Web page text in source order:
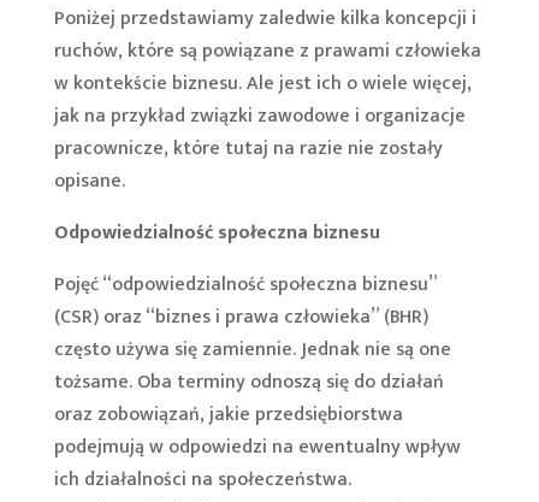
Poniżej przedstawiamy zaledwie kilka koncepcji i
ruchów, które są powiązane z prawami człowieka
w kontekście biznesu. Ale jest ich o wiele więcej,
jak na przykład związki zawodowe i organizacje
pracownicze, które tutaj na razie nie zostały
opisane.
Odpowiedzialność społeczna biznesu
Pojęć “odpowiedzialność społeczna biznesu”
(CSR) oraz “biznes i prawa człowieka” (BHR)
często używa się zamiennie. Jednak nie są one
tożsame. Oba terminy odnoszą się do działań
oraz zobowiązań, jakie przedsiębiorstwa
podejmują w odpowiedzi na ewentualny wpływ
ich działalności na społeczeństwa.